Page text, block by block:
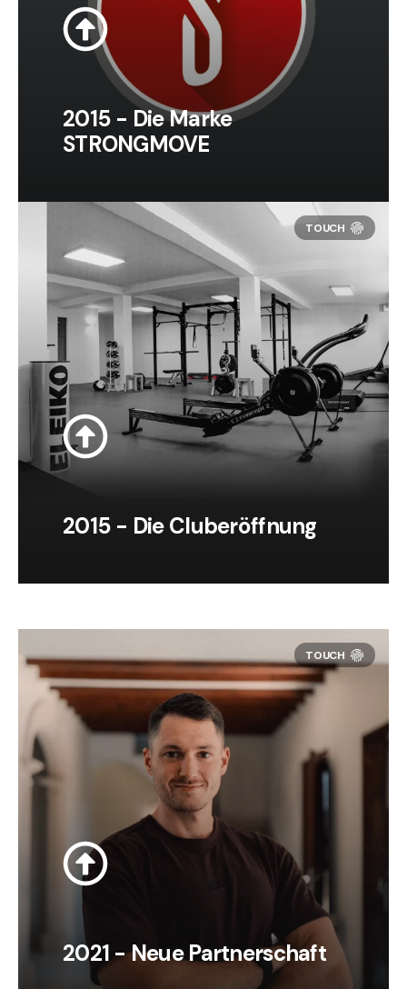
2015 - Die Marke
STRONGMOVE
2015 - Die Cluberöffnung
2021 - Neue Partnerschaft